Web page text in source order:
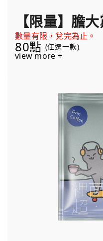
【限量】膽
數量有限，兌完為止。
80點 (任選一款)
view more +